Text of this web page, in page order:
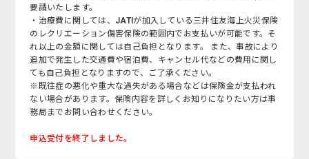
要請いたします。
・治療費に関しては、JATIが加入している三井住友海上火災保険
のレクリエーション傷害保険の範囲内でお支払いが可能です。そ
れ以上の金額に関しては自己負担となります。 また、事故により
追加で発生した交通費や宿泊費、キャンセル代などの費用に関し
ても自己負担となりますので、ご了承ください。
※既往症の悪化や重大な過失がある場合などは保険金が支払われ
ない場合があります。保険内容を詳しくお知りになりたい方は事
務局までお問い合わせください。
申込受付を終了しました。